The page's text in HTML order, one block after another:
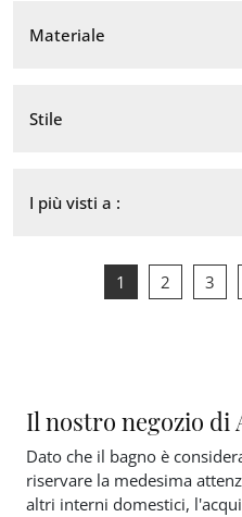
Materiale
Stile
I più visti a :
1 2 3
Il nostro negozio di
Dato che il bagno è
riservare la medesima
altri interni domestici,